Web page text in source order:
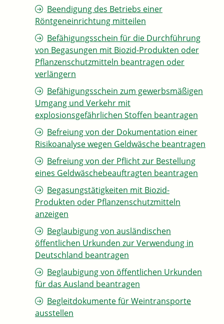
Beendigung des Betriebs einer
Röntgeneinrichtung mitteilen
Befähigungsschein für die Durchführung
von Begasungen mit Biozid-Produkten oder
Pflanzenschutzmitteln beantragen oder
verlängern
Befähigungsschein zum gewerbsmäßigen
Umgang und Verkehr mit
explosionsgefährlichen Stoffen beantragen
Befreiung von der Dokumentation einer
Risikoanalyse wegen Geldwäsche beantragen
Befreiung von der Pflicht zur Bestellung
eines Geldwäschebeauftragten beantragen
Begasungstätigkeiten mit Biozid-
Produkten oder Pflanzenschutzmitteln
anzeigen
Beglaubigung von ausländischen
öffentlichen Urkunden zur Verwendung in
Deutschland beantragen
Beglaubigung von öffentlichen Urkunden
für das Ausland beantragen
Begleitdokumente für Weintransporte
ausstellen